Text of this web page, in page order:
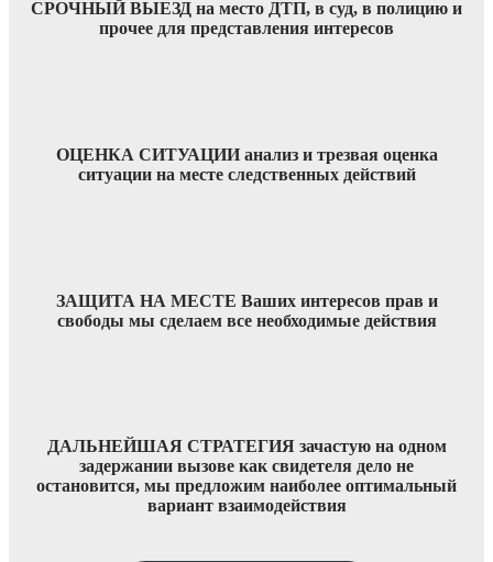
СРОЧНЫЙ ВЫЕЗД на место ДТП, в суд, в полицию и
прочее для представления интересов
ОЦЕНКА СИТУАЦИИ анализ и трезвая оценка
ситуации на месте следственных действий
ЗАЩИТА НА МЕСТЕ Ваших интересов прав и
свободы мы сделаем все необходимые действия
ДАЛЬНЕЙШАЯ СТРАТЕГИЯ зачастую на одном
задержании вызове как свидетеля дело не
остановится, мы предложим наиболее оптимальный
вариант взаимодействия